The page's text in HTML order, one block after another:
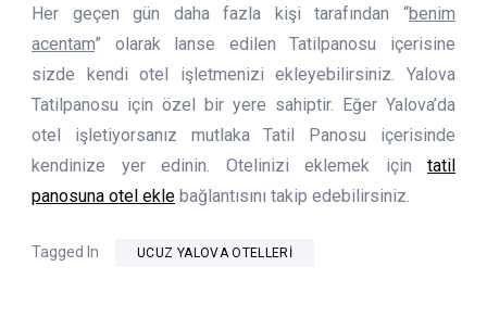
Her geçen gün daha fazla kişi tarafından “benim
acentam” olarak lanse edilen Tatilpanosu içerisine
sizde kendi otel işletmenizi ekleyebilirsiniz. Yalova
Tatilpanosu için özel bir yere sahiptir. Eğer Yalova’da
otel işletiyorsanız mutlaka Tatil Panosu içerisinde
kendinize yer edinin. Otelinizi eklemek için tatil
panosuna otel ekle bağlantısını takip edebilirsiniz.
Tagged In UCUZ YALOVA OTELLERI